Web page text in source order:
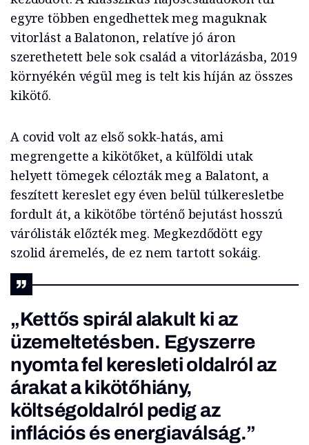
egyre többen engedhettek meg maguknak
vitorlást a Balatonon, relatíve jó áron
szerethetett bele sok család a vitorlázásba, 2019
környékén végül meg is telt kis híján az összes
kikötő.
A covid volt az első sokk-hatás, ami
megrengette a kikötőket, a külföldi utak
helyett tömegek célozták meg a Balatont, a
feszített kereslet egy éven belül túlkeresletbe
fordult át, a kikötőbe történő bejutást hosszú
várólisták előzték meg. Megkezdődött egy
szolid áremelés, de ez nem tartott sokáig.
„Kettős spirál alakult ki az
üzemeltetésben. Egyszerre
nyomta fel keresleti oldalról az
árakat a kikötőhiány,
költségoldalról pedig az
inflációs és energiaválság.”